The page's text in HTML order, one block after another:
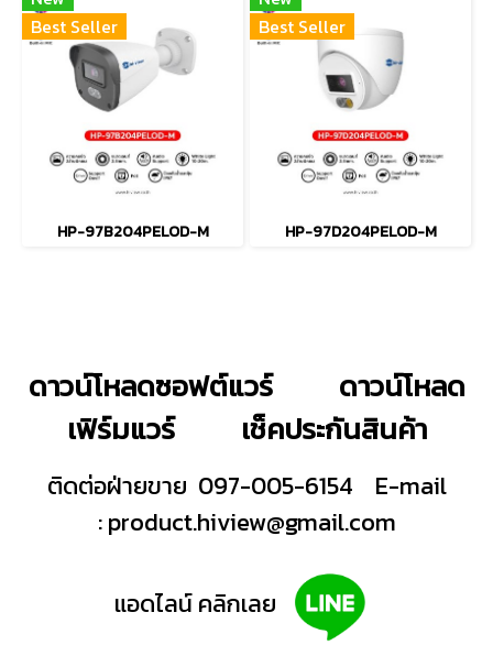
Best Seller
HP-97B204PELOD-M
Best Seller
HP-97D204PELOD-M
ดาวน์โหลดซอฟต์แวร์
ดาวน์โหลด
เฟิร์มแวร์
เช็คประกันสินค้า
ติดต่อฝ่ายขาย 097-005-6154
E-mail
:product.hiview@gmail.com
แอดไลน์ คลิกเลย